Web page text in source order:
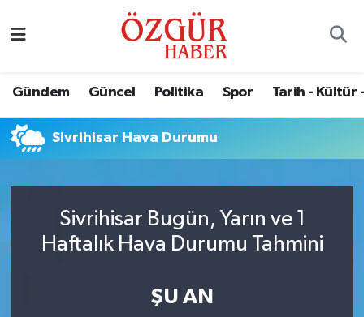
Gündem Güncel Politika Spor Tarih - Kültür
Sivrihisar Hava Durumu
Sivrihisar Bugün, Yarın ve 1
Haftalık Hava Durumu Tahmini
ŞU AN
Eğitim
Ekonomi
Güncel
Nöbetçi Eczaneler
Namaz Vakitleri
Trafik Durumu
Süper Lig Puan Durumu ve Fikstür
Son Dakika Haberleri